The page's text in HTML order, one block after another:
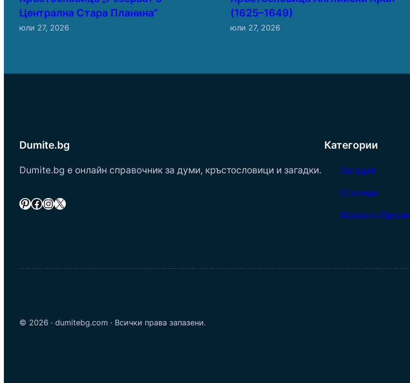
Централна Стара Планина“
юли 27, 2026
(1625–1649)
юли 27, 2026
Dumite.bg
Dumite.bg е онлайн справочник за думи, кръстословици и загадки.
Pinterest Facebook InstagramX
Категории
Загадки
Столици
Фрази и Изрази
© 2026 · dumitebg.com · Всички права запазени.